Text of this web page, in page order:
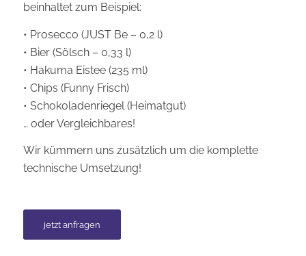
beinhaltet zum Beispiel:
• Prosecco (JUST Be – 0,2 l)
• Bier (Sölsch – 0,33 l)
• Hakuma Eistee (235 ml)
• Chips (Funny Frisch)
• Schokoladenriegel (Heimatgut)
… oder Vergleichbares!
Wir kümmern uns zusätzlich um die komplette
technische Umsetzung!
jetzt anfragen